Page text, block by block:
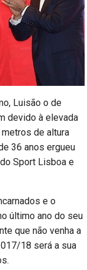
Luisão o de
devido à elevada
de altura
36 anos ergueu
Sport Lisboa e
e o
último ano do seu
que não venha a
18 será a sua